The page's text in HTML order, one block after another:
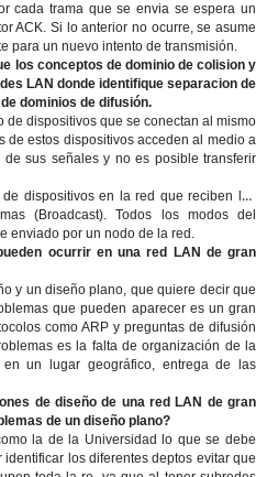
cada trama que se envia se espera un
ACK. Si lo anterior no ocurre, se asume
para un nuevo intento de transmisión.
los conceptos de dominio de colision y
LAN donde identifique separacion de
dominios de difusión.
de dispositivos que se conectan al mismo
de estos dispositivos acceden al medio a
sus señales y no es posible transferir
dispositivos en la red que reciben los
(Broadcast). Todos los modos del
enviado por un nodo de la red.
ocurrir en una red LAN de gran
y un diseño plano, que quiere decir que
que pueden aparecer es un gran
como ARP y preguntas de difusión
es la falta de organización de la
un lugar geográfico, entrega de las
de diseño de una red LAN de gran
de un diseño plano?
la de la Universidad lo que se debe
los diferentes deptos evitar que